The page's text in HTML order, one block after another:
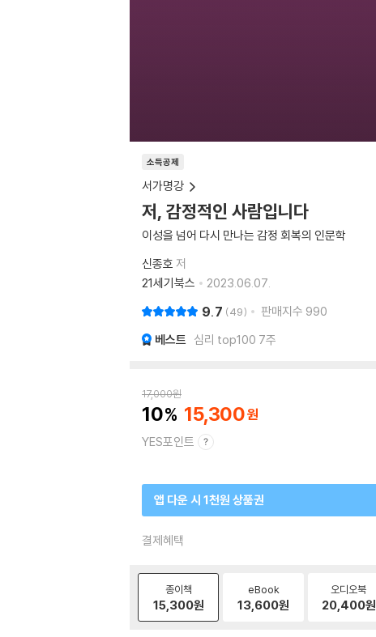
소득공제
서가명강
저, 감정적인 사람입니다
이성을 넘어 다시 만나는 감정 회복의 인문학
신종호 저
21세기북스
2023.06.07.
9.7 49 판매지수 990
베스트 심리 top100 7주
17,000원
10 15,300
YES포인트
앱 다운 시 1천원 상품권
결제혜택
종이책
15,300원
eBook
13,600원
오디오북
20,400원